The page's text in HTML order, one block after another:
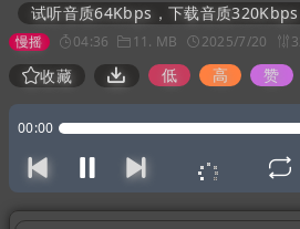
试听音质64Kbps，下载音质
慢摇 04:36 11. MB 2025/7/20
收藏 低 高 赞
00:00